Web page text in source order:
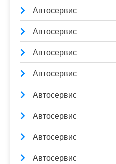
Автосервис
Автосервис
Автосервис
Автосервис
Автосервис
Автосервис
Автосервис
Автосервис